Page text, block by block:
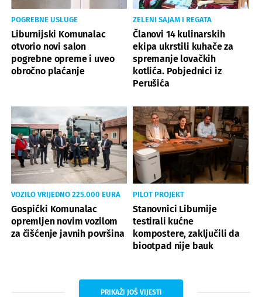
POGREBNE USLUGE
Liburnijski Komunalac
otvorio novi salon
pogrebne opreme i uveo
obročno plaćanje
ZELENI SAJAM I REGATA
Članovi 14 kulinarskih
ekipa ukrstili kuhače za
spremanje lovačkih
kotlića. Pobjednici iz
Perušića
VOZILO VRIJEDNO 225.000 EURA
Gospićki Komunalac
opremljen novim vozilom
za čišćenje javnih površina
PILOT PROJEKT
Stanovnici Liburnije
testirali kućne
kompostere, zaključili da
biootpad nije bauk
PRIKAŽI JOŠ VIJESTI